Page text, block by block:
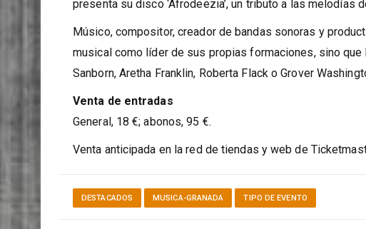
El broche de oro del XXVIII Festival Jazz en la Costa
presenta su disco ‘Afrodeezia’, un tributo a las melodías
Músico, compositor, creador de bandas sonoras y
musical como líder de sus propias formaciones, sino que
Sanborn, Aretha Franklin, Roberta Flack o Grover
Venta de entradas
General, 18 €; abonos, 95 €.